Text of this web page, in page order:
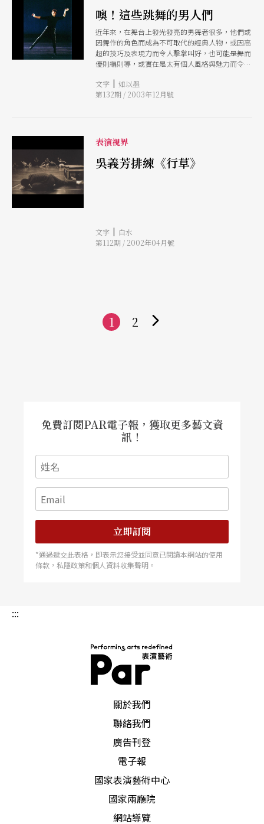
噢！這些跳舞的男人們
近年來，在舞台上發光發亮的男舞者很多，他們或
因舞作的角色而成為不可取代的經典人物，或因高
超的技巧及表現力而令人擊掌叫好，也可能是舞而
優則編則導，或實在是太有個人風格與魅力而令人
燃燒舞動的身影，烙印下台灣舞壇精采的一頁。
文字 | 如以墨
第132期 / 2003年12月號
表演視界
吳義芳排練《行草》
文字 | 白水
第112期 / 2002年04月號
1 2
免費訂閱PAR電子報，獲取更多藝文資
訊！
立即訂閱
*通過遞交此表格，即表示您接受並同意已閱讀本網站的使用
條款，私隱政策和個人資料收集聲明。
:::
關於我們
聯絡我們
廣告刊登
電子報
國家表演藝術中心
國家兩廳院
網站導覽